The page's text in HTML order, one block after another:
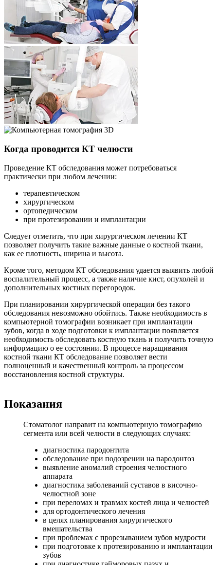
Когда проводится КТ челюсти
Проведение КТ обследования может потребоваться
практически при любом лечении:
терапевтическом
хирургическом
ортопедическом
при протезировании и имплантации
Следует отметить, что при хирургическом лечении КТ
позволяет получить такие важные данные о костной ткани,
как ее плотность, ширина и высота.
Кроме того, методом КТ обследования удается выявить любой
воспалительный процесс, а также наличие кист, опухолей и
дополнительных костных перегородок.
При планировании хирургической операции без такого
обследования невозможно обойтись. Также необходимость в
компьютерной томографии возникает при имплантации
зубов, когда в ходе подготовки к имплантации появляется
необходимость обследовать костную ткань и получить точную
информацию о ее состоянии. В процессе наращивания
костной ткани КТ обследование позволяет вести
полноценный и качественный контроль за процессом
восстановления костной структуры.
Показания
Стоматолог направит на компьютерную томографию
сегмента или всей челюсти в следующих случаях:
диагностика пародонтита
обследование при подозрении на пародонтоз
выявление аномалий строения челюстного
аппарата
диагностика заболеваний суставов в височно-
челюстной зоне
при переломах и травмах костей лица и челюстей
для ортодонтического лечения
в целях планирования хирургического
вмешательства
при проблемах с прорезыванием зубов мудрости
при подготовке к протезированию и имплантации
зубов